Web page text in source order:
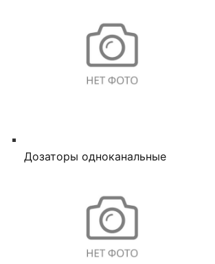
Дозаторы одноканальные